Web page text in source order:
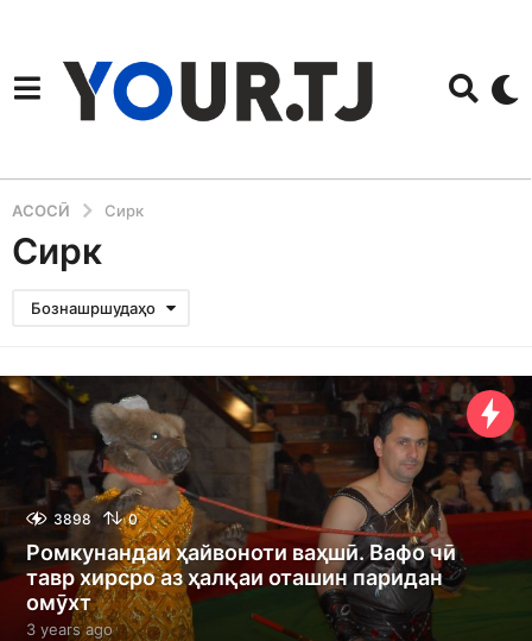
АСОСӢ Сирк
Сирк
Бознашршудаҳо
3898 0
Ромкунандаи ҳайвоноти ваҳшӣ. Вафо чӣ
тавр хирсро аз ҳалқаи оташин паридан
омӯхт
3 years ago3